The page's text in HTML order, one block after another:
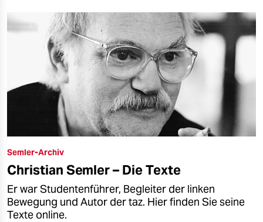
Semler-Archiv
Christian Semler – Die Texte
Er war Studentenführer, Begleiter der linken
Bewegung und Autor der taz. Hier finden Sie seine
Texte online.